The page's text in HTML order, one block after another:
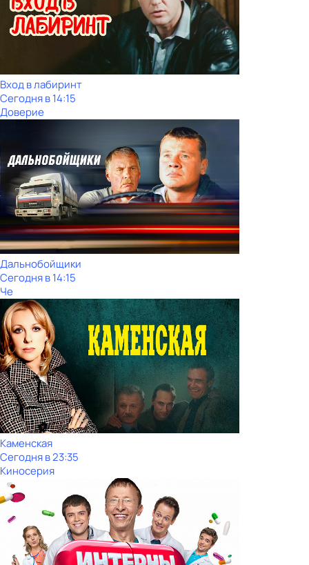
Вход в лабиринт
Сегодня в 14:15
Доверие
Дальнобойщики
Сегодня в 14:15
Че
Каменская
Сегодня в 23:35
Киносерия